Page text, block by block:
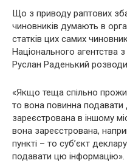
Що з приводу раптових
чиновників думають в
статків цих самих
Національного агентства
Руслан Раденький
«Якщо теща спільно
то вона повинна
зареєстрована в іншому
вона зареєстрована,
пункті – то суб’єкт
подавати цю інформацію».